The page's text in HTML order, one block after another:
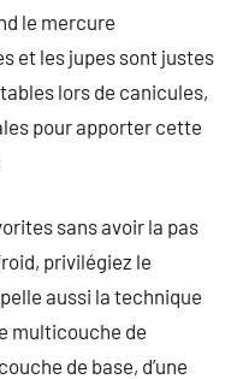
le mercure
et les jupes sont justes
lors de canicules,
pour apporter cette
sans avoir la pas
privilégiez le
aussi la technique
multicouche de
de base, d’une